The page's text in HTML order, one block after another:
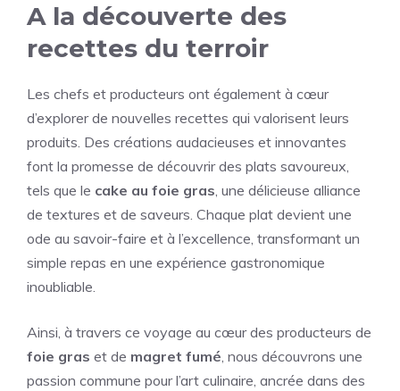
A la découverte des
recettes du terroir
Les chefs et producteurs ont également à cœur
d’explorer de nouvelles recettes qui valorisent leurs
produits. Des créations audacieuses et innovantes
font la promesse de découvrir des plats savoureux,
tels que le cake au foie gras, une délicieuse alliance
de textures et de saveurs. Chaque plat devient une
ode au savoir-faire et à l’excellence, transformant un
simple repas en une expérience gastronomique
inoubliable.
Ainsi, à travers ce voyage au cœur des producteurs de
foie gras et de magret fumé, nous découvrons une
passion commune pour l’art culinaire, ancrée dans des